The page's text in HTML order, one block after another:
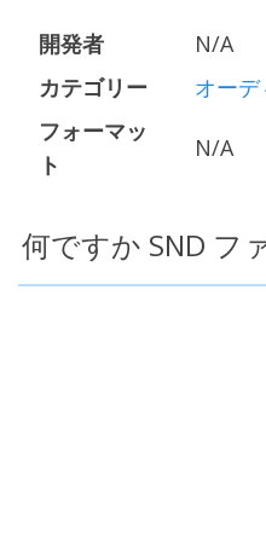
開発者
N/A
カテゴリー
オー
フォーマッ
ト
N/A
何ですか SND フ